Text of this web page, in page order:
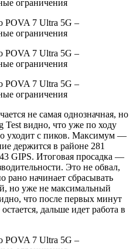
не самая однозначная, но
Test видно, что уже по ходу
уходит с пиков. Максимум —
держится в районе 281
GIPS. Итоговая просадка —
Это не обвал,
рано начинает сбрасывать
но уже не максимальный
что после первых минут
дальше идет работа в